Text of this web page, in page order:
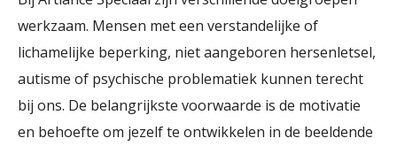
werkzaam. Mensen met een verstandelijke of
lichamelijke beperking, niet aangeboren hersenletsel,
autisme of psychische problematiek kunnen terecht
bij ons. De belangrijkste voorwaarde is de motivatie
en behoefte om jezelf te ontwikkelen in de beeldende